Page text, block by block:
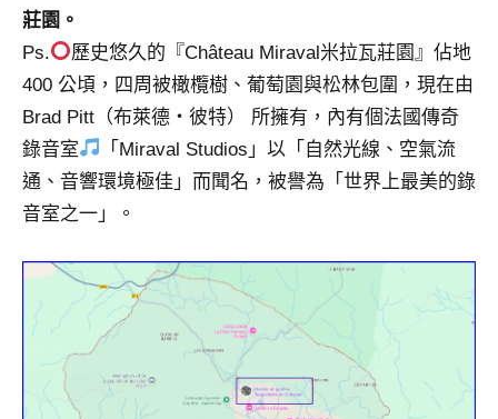
及
旅
遊
雜
誌
專
欄、
觀
作
莊園。
Ps.
歷史悠久的『Château Miraval米拉瓦莊園』佔地
400 公頃，四周被橄欖樹、葡萄園與松林包圍，現在由
Brad Pitt（布萊德・彼特） 所擁有，內有個法國傳奇
錄音室
「Miraval Studios」以「自然光線、空氣流
通、音響環境極佳」而聞名，被譽為「世界上最美的錄
音室之一」。